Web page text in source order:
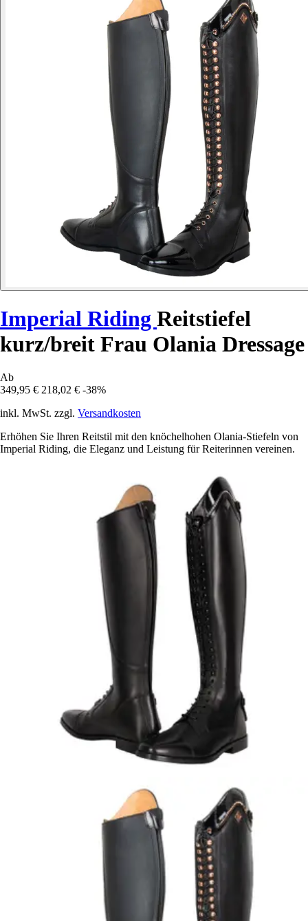
Imperial Riding Reitstiefel
kurz/breit Frau Olania Dressage
Ab
349,95 € 218,02 € -38%
inkl. MwSt. zzgl. Versandkosten
Erhöhen Sie Ihren Reitstil mit den knöchelhohen Olania-Stiefeln von
Imperial Riding, die Eleganz und Leistung für Reiterinnen vereinen.